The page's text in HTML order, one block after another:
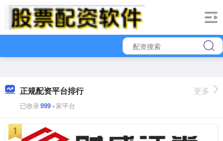
正规配资平台排行
已收录999+家平台
更多